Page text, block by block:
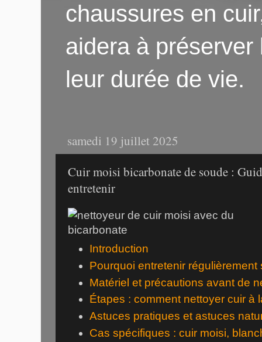
chaussures en
aidera à
leur durée de vie.
samedi 19 juillet 2025
Cuir moisi bicarbonate de soude :
entretenir
Introduction
Pourquoi entretenir régulièrement
Matériel et précautions avant de
Étapes : comment nettoyer cuir à
Astuces pratiques et astuces
Cas spécifiques : cuir moisi,